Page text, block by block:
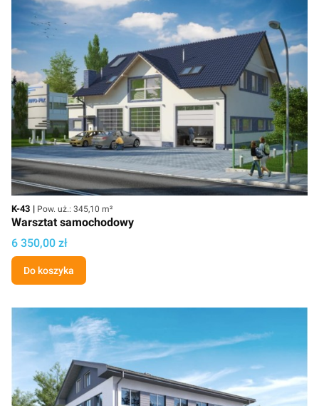
Kod
K-43 Powierzchnia użytkowa
Pow. uż.: 345,10 m²
Warsztat samochodowy
Cena projektu
6 350,00 zł
Do koszyka